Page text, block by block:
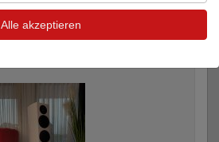
Alle akzeptieren